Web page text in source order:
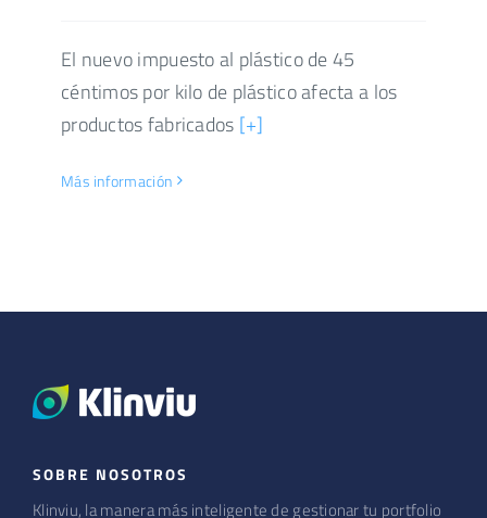
El nuevo impuesto al plástico de 45
céntimos por kilo de plástico afecta a los
productos fabricados [+]
Más información
SOBRE NOSOTROS
Klinviu, la manera más inteligente de gestionar tu portfolio